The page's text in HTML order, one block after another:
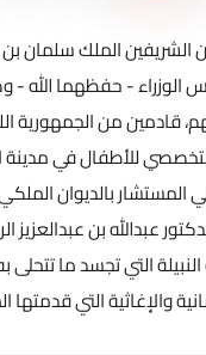
الشريفين الملك
- حفظهما الله -
من الجمهورية
للأطفال في مدينة
بالديوان
عبدالله بن
التي تجسد ما
والإغاثية التي